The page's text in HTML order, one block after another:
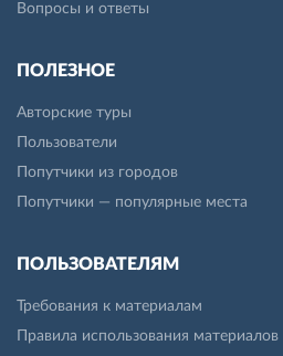
Вопросы и ответы
ПОЛЕЗНОЕ
Авторские туры
Пользователи
Попутчики из городов
Попутчики — популярные места
ПОЛЬЗОВАТЕЛЯМ
Требования к материалам
Правила использования материалов